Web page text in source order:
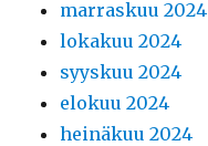
marraskuu 2024
lokakuu 2024
syyskuu 2024
elokuu 2024
heinäkuu 2024